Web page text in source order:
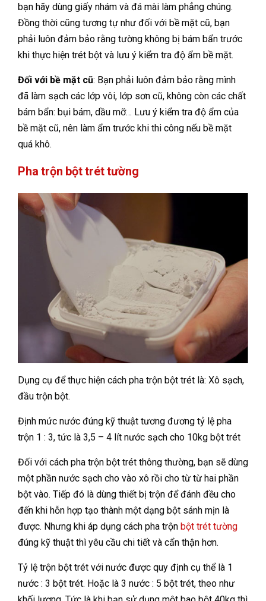
bạn hãy dùng giấy nhám và đá mài làm phẳng chúng.
Đồng thời cũng tương tự như đối với bề mặt cũ, bạn
phải luôn đảm bảo rằng tường không bị bám bẩn trước
khi thực hiện trét bột và lưu ý kiểm tra độ ẩm bề mặt.
Đối với bề mặt cũ: Bạn phải luôn đảm bảo rằng mình
đã làm sạch các lớp vôi, lớp sơn cũ, không còn các chất
bám bẩn: bụi bám, dầu mỡ… Lưu ý kiểm tra độ ẩm của
bề mặt cũ, nên làm ẩm trước khi thi công nếu bề mặt
quá khô.
Pha trộn bột trét tường
Dụng cụ để thực hiện cách pha trộn bột trét là: Xô sạch,
đầu trộn bột.
Định mức nước đúng kỹ thuật tương đương tỷ lệ pha
trộn 1 : 3, tức là 3,5 – 4 lít nước sạch cho 10kg bột trét
Đối với cách pha trộn bột trét thông thường, bạn sẽ dùng
một phần nước sạch cho vào xô rồi cho từ từ hai phần
bột vào. Tiếp đó là dùng thiết bị trộn để đánh đều cho
đến khi hỗn hợp tạo thành một dạng bột sánh mịn là
được. Nhưng khi áp dụng cách pha trộn bột trét tường
đúng kỹ thuật thì yêu cầu chi tiết và cẩn thận hơn.
Tỷ lệ trộn bột trét với nước được quy định cụ thể là 1
nước : 3 bột trét. Hoặc là 3 nước : 5 bột trét, theo như